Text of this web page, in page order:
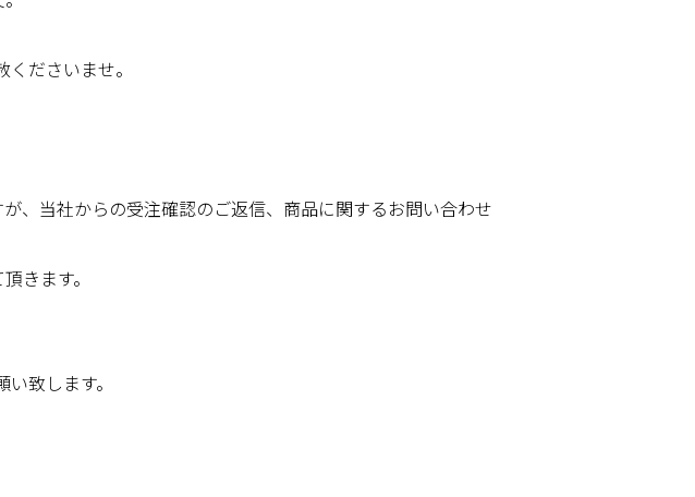
ださいませ。
、当社からの受注確認のご返信、商品に関するお問い合わせ
きます。
致します。